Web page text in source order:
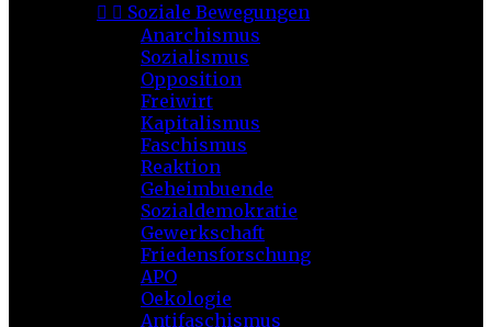
  Soziale Bewegungen
Anarchismus
Sozialismus
Opposition
Freiwirt
Kapitalismus
Faschismus
Reaktion
Geheimbuende
Sozialdemokratie
Gewerkschaft
Friedensforschung
APO
Oekologie
Antifaschismus